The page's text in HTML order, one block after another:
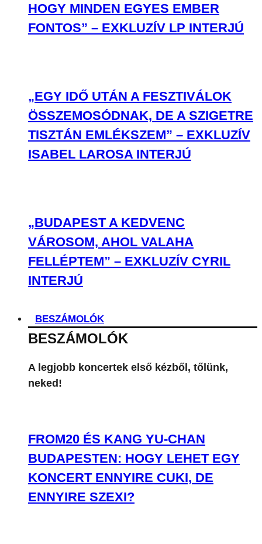
HOGY MINDEN EGYES EMBER
FONTOS” – EXKLUZÍV LP INTERJÚ
„EGY IDŐ UTÁN A FESZTIVÁLOK
ÖSSZEMOSÓDNAK, DE A SZIGETRE
TISZTÁN EMLÉKSZEM” – EXKLUZÍV
ISABEL LAROSA INTERJÚ
„BUDAPEST A KEDVENC
VÁROSOM, AHOL VALAHA
FELLÉPTEM” – EXKLUZÍV CYRIL
INTERJÚ
BESZÁMOLÓK
BESZÁMOLÓK
A legjobb koncertek első kézből, tőlünk,
neked!
FROM20 ÉS KANG YU-CHAN
BUDAPESTEN: HOGY LEHET EGY
KONCERT ENNYIRE CUKI, DE
ENNYIRE SZEXI?